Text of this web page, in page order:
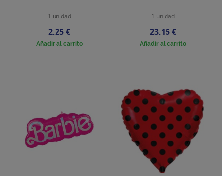
1 unidad
Precio
2,25 €
Añadir al carrito
1 unidad
Precio
23,15 €
Añadir al carrito